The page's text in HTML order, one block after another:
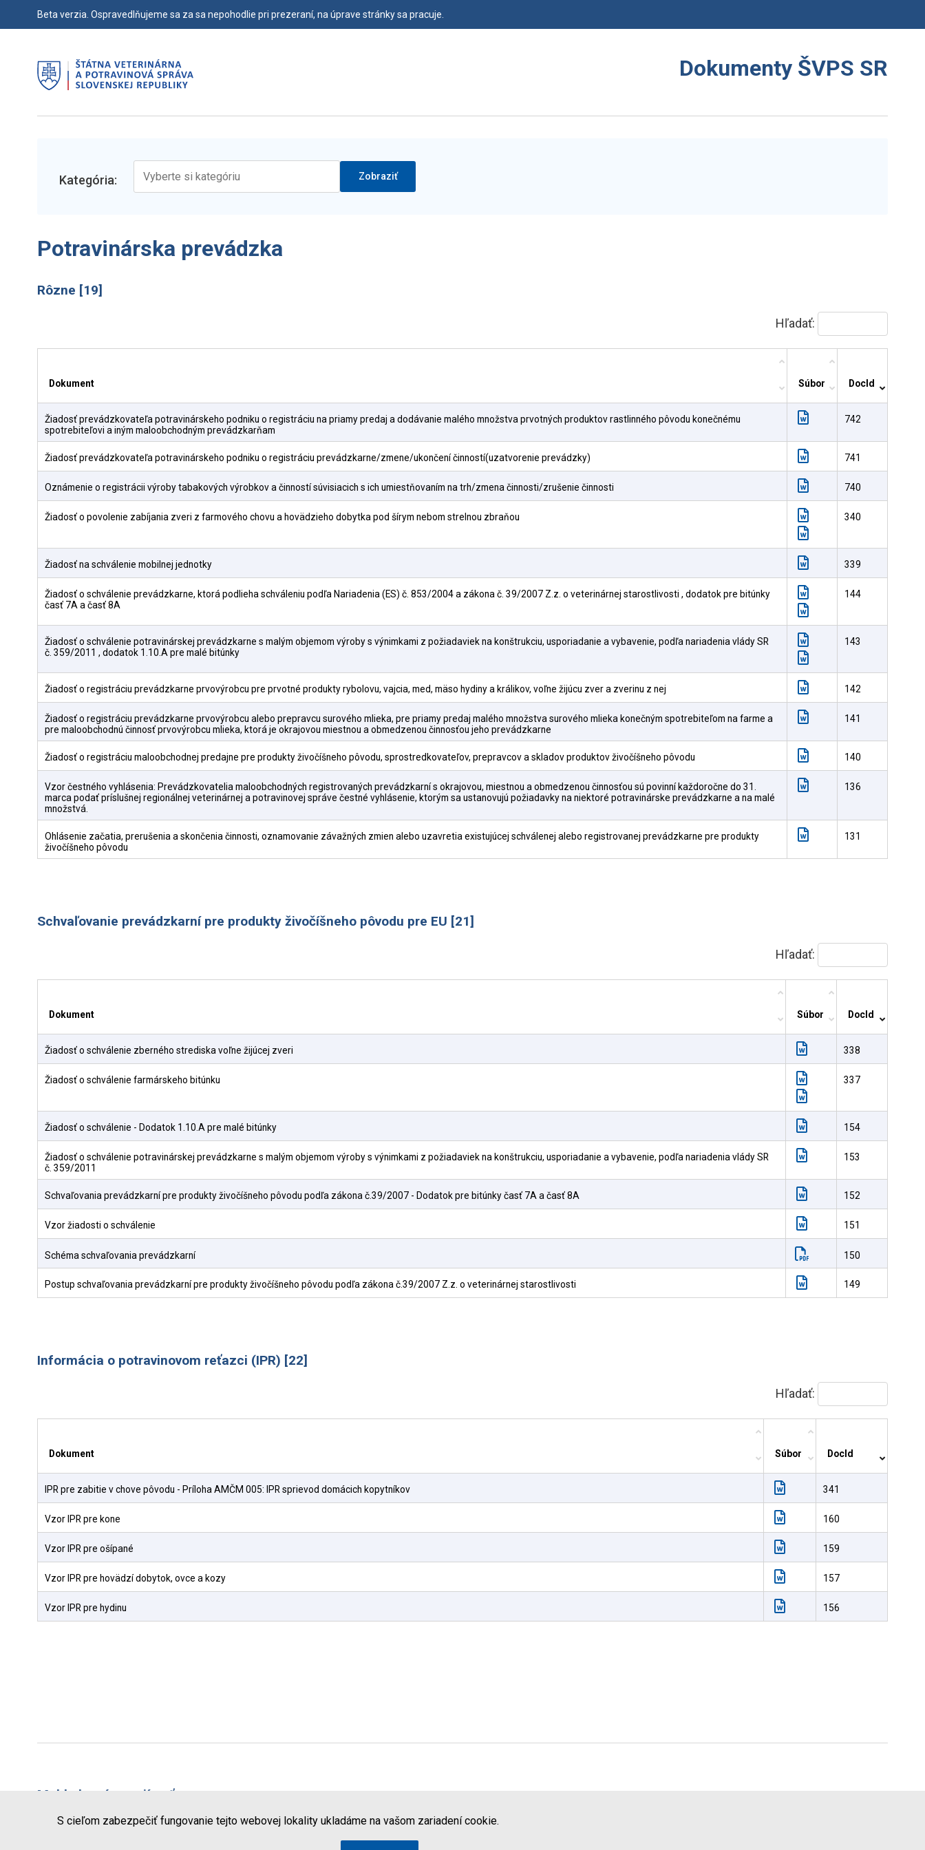
Beta verzia. Ospravedlňujeme sa za sa nepohodlie pri prezeraní, na úprave stránky sa pracuje.
Dokumenty ŠVPS SR
Kategória:
Potravinárska prevádzka
Rôzne [19]
Hľadať:
Dokument Súbor DocId
Žiadosť prevádzkovateľa potravinárskeho podniku o registráciu na priamy predaj a dodávanie malého množstva prvotných produktov rastlinného pôvodu konečnému
spotrebiteľovi a iným maloobchodným prevádzkarňam
742
Žiadosť prevádzkovateľa potravinárskeho podniku o registráciu prevádzkarne/zmene/ukončení činností(uzatvorenie prevádzky) 741
Oznámenie o registrácii výroby tabakových výrobkov a činností súvisiacich s ich umiestňovaním na trh/zmena činnosti/zrušenie činnosti 740
Žiadosť o povolenie zabíjania zveri z farmového chovu a hovädzieho dobytka pod šírym nebom strelnou zbraňou 340
Žiadosť na schválenie mobilnej jednotky 339
Žiadosť o schválenie prevádzkarne, ktorá podlieha schváleniu podľa Nariadenia (ES) č. 853/2004 a zákona č. 39/2007 Z.z. o veterinárnej starostlivosti , dodatok pre bitúnky
časť 7A a časť 8A
144
Žiadosť o schválenie potravinárskej prevádzkarne s malým objemom výroby s výnimkami z požiadaviek na konštrukciu, usporiadanie a vybavenie, podľa nariadenia vlády SR
č. 359/2011 , dodatok 1.10.A pre malé bitúnky
143
Žiadosť o registráciu prevádzkarne prvovýrobcu pre prvotné produkty rybolovu, vajcia, med, mäso hydiny a králikov, voľne žijúcu zver a zverinu z nej 142
Žiadosť o registráciu prevádzkarne prvovýrobcu alebo prepravcu surového mlieka, pre priamy predaj malého množstva surového mlieka konečným spotrebiteľom na farme a
pre maloobchodnú činnosť prvovýrobcu mlieka, ktorá je okrajovou miestnou a obmedzenou činnosťou jeho prevádzkarne
141
Žiadosť o registráciu maloobchodnej predajne pre produkty živočíšneho pôvodu, sprostredkovateľov, prepravcov a skladov produktov živočíšneho pôvodu 140
Vzor čestného vyhlásenia: Prevádzkovatelia maloobchodných registrovaných prevádzkarní s okrajovou, miestnou a obmedzenou činnosťou sú povinní každoročne do 31.
marca podať príslušnej regionálnej veterinárnej a potravinovej správe čestné vyhlásenie, ktorým sa ustanovujú požiadavky na niektoré potravinárske prevádzkarne a na malé
množstvá.
136
Ohlásenie začatia, prerušenia a skončenia činnosti, oznamovanie závažných zmien alebo uzavretia existujúcej schválenej alebo registrovanej prevádzkarne pre produkty
živočíšneho pôvodu
131
Schvaľovanie prevádzkarní pre produkty živočíšneho pôvodu pre EU [21]
Hľadať:
Dokument Súbor DocId
Žiadosť o schválenie zberného strediska voľne žijúcej zveri 338
Žiadosť o schválenie farmárskeho bitúnku 337
Žiadosť o schválenie - Dodatok 1.10.A pre malé bitúnky 154
Žiadosť o schválenie potravinárskej prevádzkarne s malým objemom výroby s výnimkami z požiadaviek na konštrukciu, usporiadanie a vybavenie, podľa nariadenia vlády SR
č. 359/2011
153
Schvaľovania prevádzkarní pre produkty živočíšneho pôvodu podľa zákona č.39/2007 - Dodatok pre bitúnky časť 7A a časť 8A 152
Vzor žiadosti o schválenie 151
Schéma schvaľovania prevádzkarní 150
Postup schvaľovania prevádzkarní pre produkty živočíšneho pôvodu podľa zákona č.39/2007 Z.z. o veterinárnej starostlivosti 149
Informácia o potravinovom reťazci (IPR) [22]
Hľadať:
Dokument Súbor DocId
IPR pre zabitie v chove pôvodu - Príloha AMČM 005: IPR sprievod domácich kopytníkov 341
Vzor IPR pre kone 160
Vzor IPR pre ošípané 159
Vzor IPR pre hovädzí dobytok, ovce a kozy 157
Vzor IPR pre hydinu 156
Mohlo by vás zaujímať
S cieľom zabezpečiť fungovanie tejto webovej lokality ukladáme na vašom zariadení cookie.